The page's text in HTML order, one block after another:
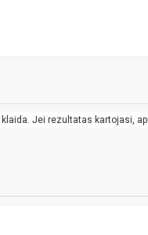
Jei rezultatas kartojasi,